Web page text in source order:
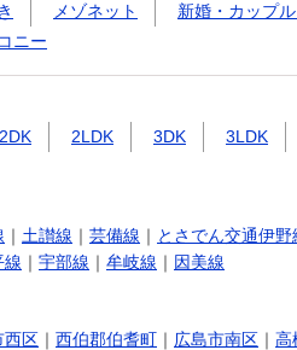
メゾネット 新婚・カップ
ニー
2DK 2LDK 3DK 3LDK
｜ 土讃線 ｜ 芸備線 ｜ とさでん交通伊野
線 ｜ 宇部線 ｜ 牟岐線 ｜ 因美線
西区 ｜ 西伯郡伯耆町 ｜ 広島市南区 ｜ 高